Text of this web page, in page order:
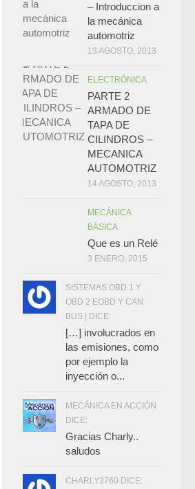
– Introduccion a
la mecánica
automotriz
13 AGOSTO, 2013
ELECTRÓNICA
PARTE 2
ARMADO DE
TAPA DE
CILINDROS –
MECANICA
AUTOMOTRIZ
14 AGOSTO, 2013
MECÁNICA
BÁSICA
Que es un Relé
3 ENERO, 2015
SISTEMAS OBD 1 Y
OBD 2 EOBD Y CAN
BUS | DICE:
[…] involucrados en
las emisiones, como
por ejemplo la
inyección o...
MECÁNICA EN ACCIÓN
DICE:
Gracias Charly..
saludos
CHARLY3760 DICE: